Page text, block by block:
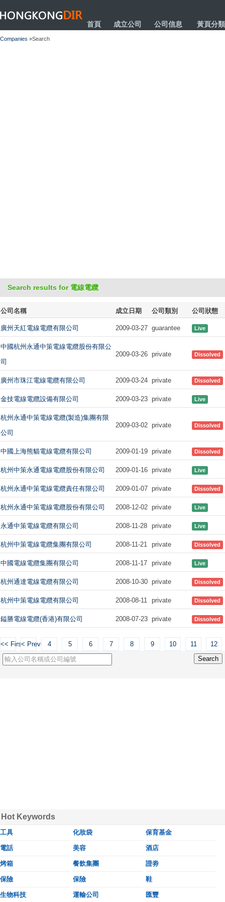
HONGKONGDIR
首頁 成立公司 公司信息 黃頁分類
Companies »Search
Search results for 電線電纜
公司名稱 成立日期 公司類別 公司狀態
廣州天紅電線電纜有限公司 2009-03-27 guarantee Live
中國杭州永通中策電線電纜股份有限公
司
2009-03-26 private Dissolved
廣州市珠江電線電纜有限公司 2009-03-24 private Dissolved
金技電線電纜設備有限公司 2009-03-23 private Live
杭州永通中策電線電纜(製造)集團有限
公司
2009-03-02 private Dissolved
中國上海熊貓電線電纜有限公司 2009-01-19 private Dissolved
杭州中策永通電線電纜股份有限公司 2009-01-16 private Live
杭州永通中策電線電纜責任有限公司 2009-01-07 private Dissolved
杭州永通中策電線電纜股份有限公司 2008-12-02 private Live
永通中策電線電纜有限公司 2008-11-28 private Live
杭州中策電線電纜集團有限公司 2008-11-21 private Dissolved
中國電線電纜集團有限公司 2008-11-17 private Live
杭州通達電線電纜有限公司 2008-10-30 private Dissolved
杭州中策電線電纜有限公司 2008-08-11 private Dissolved
鎰勝電線電纜(香港)有限公司 2008-07-23 private Dissolved
<< First< Previous
4 5 6 7 8 9 10 11 12
Hot Keywords
工具 化妝袋 保育基金
電話 美容 酒店
烤箱 餐飲集團 證劵
保險 保險 鞋
生物科技 運輸公司 匯豐